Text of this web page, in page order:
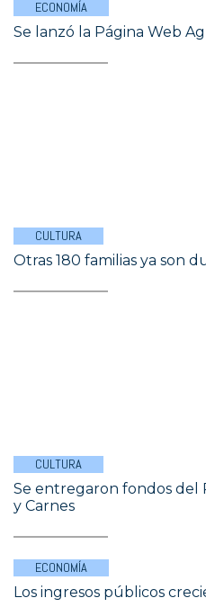
ECONOMÍA
Se lanzó la Página Web
CULTURA
Otras 180 familias ya son
CULTURA
Se entregaron fondos del
y Carnes
ECONOMÍA
Los ingresos públicos